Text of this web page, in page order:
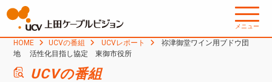
メニュー
HOME UCVの番組 UCVレポート
祢津御堂ワイン用ブドウ団
地 活性化目指し協定 東御市役所
UCVの番組